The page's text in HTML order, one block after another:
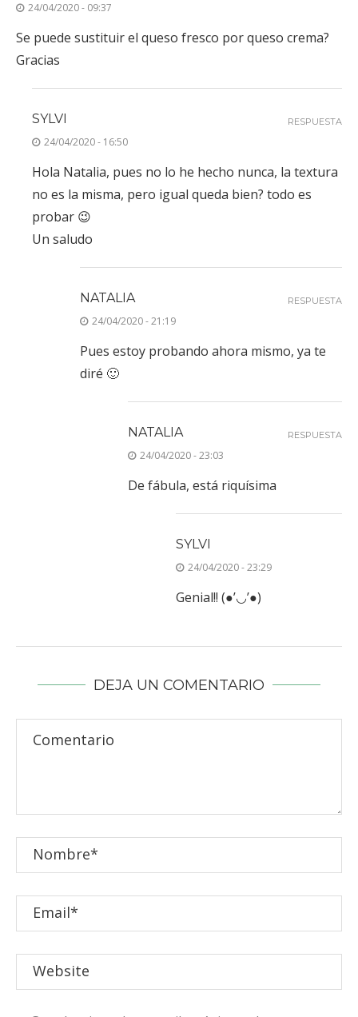
24/04/2020 - 09:37
Se puede sustituir el queso fresco por queso crema?
Gracias
SYLVI
24/04/2020 - 16:50
Hola Natalia, pues no lo he hecho nunca, la textura
no es la misma, pero igual queda bien? todo es
probar 😉
Un saludo
RESPUESTA
NATALIA
24/04/2020 - 21:19
Pues estoy probando ahora mismo, ya te
diré 🙂
RESPUESTA
NATALIA
24/04/2020 - 23:03
De fábula, está riquísima
RESPUESTA
SYLVI
24/04/2020 - 23:29
Genial!! (●’◡’●)
DEJA UN COMENTARIO